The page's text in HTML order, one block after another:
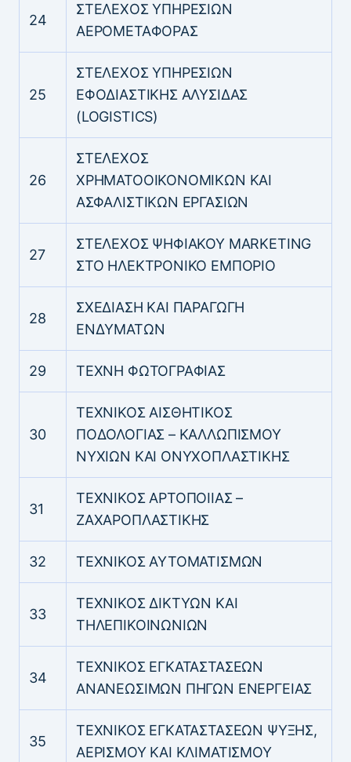
24
ΣΤΕΛΕΧΟΣ ΥΠΗΡΕΣΙΩΝ
ΑΕΡΟΜΕΤΑΦΟΡΑΣ
25
ΣΤΕΛΕΧΟΣ ΥΠΗΡΕΣΙΩΝ
ΕΦΟΔΙΑΣΤΙΚΗΣ ΑΛΥΣΙΔΑΣ
(LOGISTICS)
26
ΣΤΕΛΕΧΟΣ
ΧΡΗΜΑΤΟΟΙΚΟΝΟΜΙΚΩΝ ΚΑΙ
ΑΣΦΑΛΙΣΤΙΚΩΝ ΕΡΓΑΣΙΩΝ
27
ΣΤΕΛΕΧΟΣ ΨΗΦΙΑΚΟΥ MARKETING
ΣΤΟ ΗΛΕΚΤΡΟΝΙΚΟ ΕΜΠΟΡΙΟ
28
ΣΧΕΔΙΑΣΗ ΚΑΙ ΠΑΡΑΓΩΓΗ
ΕΝΔΥΜΑΤΩΝ
29 ΤΕΧΝΗ ΦΩΤΟΓΡΑΦΙΑΣ
30
ΤΕΧΝΙΚΟΣ ΑΙΣΘΗΤΙΚΟΣ
ΠΟΔΟΛΟΓΙΑΣ – ΚΑΛΛΩΠΙΣΜΟΥ
ΝΥΧΙΩΝ ΚΑΙ ΟΝΥΧΟΠΛΑΣΤΙΚΗΣ
31
ΤΕΧΝΙΚΟΣ ΑΡΤΟΠΟΙΙΑΣ –
ΖΑΧΑΡΟΠΛΑΣΤΙΚΗΣ
32 ΤΕΧΝΙΚΟΣ ΑΥΤΟΜΑΤΙΣΜΩΝ
33
ΤΕΧΝΙΚΟΣ ΔΙΚΤΥΩΝ ΚΑΙ
ΤΗΛΕΠΙΚΟΙΝΩΝΙΩΝ
34
ΤΕΧΝΙΚΟΣ ΕΓΚΑΤΑΣΤΑΣΕΩΝ
ΑΝΑΝΕΩΣΙΜΩΝ ΠΗΓΩΝ ΕΝΕΡΓΕΙΑΣ
35
ΤΕΧΝΙΚΟΣ ΕΓΚΑΤΑΣΤΑΣΕΩΝ ΨΥΞΗΣ,
ΑΕΡΙΣΜΟΥ ΚΑΙ ΚΛΙΜΑΤΙΣΜΟΥ